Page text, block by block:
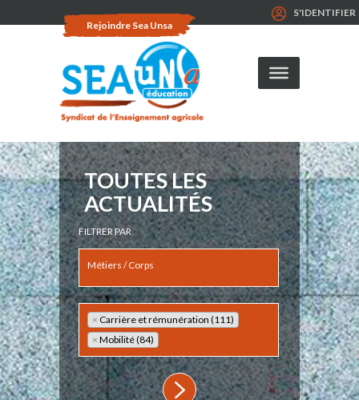
Rejoindre Sea Unsa
S'IDENTIFIER
TOUTES LES
ACTUALITÉS
FILTRER PAR
× Carrière et rémunération (111)
× Mobilité (84)